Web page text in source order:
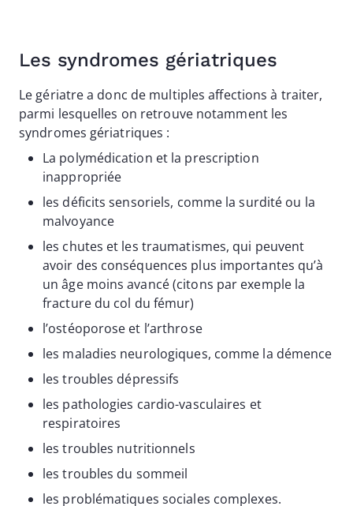
Les syndromes gériatriques
Le gériatre a donc de multiples affections à traiter,
parmi lesquelles on retrouve notamment les
syndromes gériatriques :
La polymédication et la prescription
inappropriée
les déficits sensoriels, comme la surdité ou la
malvoyance
les chutes et les traumatismes, qui peuvent
avoir des conséquences plus importantes qu’à
un âge moins avancé (citons par exemple la
fracture du col du fémur)
l’ostéoporose et l’arthrose
les maladies neurologiques, comme la démence
les troubles dépressifs
les pathologies cardio-vasculaires et
respiratoires
les troubles nutritionnels
les troubles du sommeil
les problématiques sociales complexes.